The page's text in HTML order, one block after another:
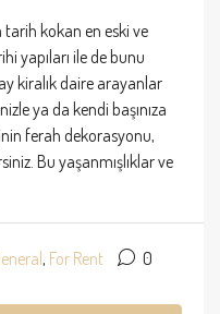
kokan en eski ve
yapıları ile de bunu
kiralık daire arayanlar
ya da kendi başınıza
ferah dekorasyonu,
Bu yaşanmışlıklar ve
, For Rent 0